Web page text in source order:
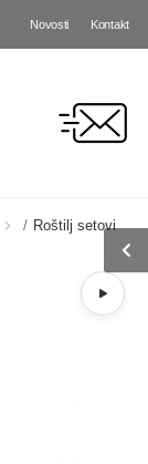
Novosti Kontakt
Roštilj setovi